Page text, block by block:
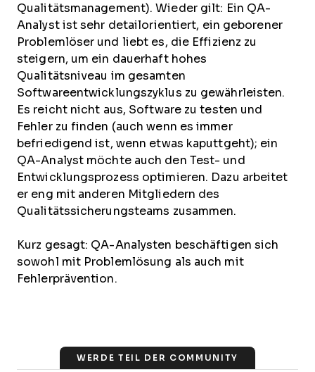
Qualitätsmanagement). Wieder gilt: Ein QA-
Analyst ist sehr detailorientiert, ein geborener
Problemlöser und liebt es, die Effizienz zu
steigern, um ein dauerhaft hohes
Qualitätsniveau im gesamten
Softwareentwicklungszyklus zu gewährleisten.
Es reicht nicht aus, Software zu testen und
Fehler zu finden (auch wenn es immer
befriedigend ist, wenn etwas kaputtgeht); ein
QA-Analyst möchte auch den Test- und
Entwicklungsprozess optimieren. Dazu arbeitet
er eng mit anderen Mitgliedern des
Qualitätssicherungsteams zusammen.
Kurz gesagt: QA-Analysten beschäftigen sich
sowohl mit Problemlösung als auch mit
Fehlerprävention.
WERDE TEIL DER COMMUNITY